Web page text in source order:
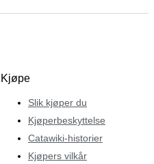
Kjøpe
Slik kjøper du
Kjøperbeskyttelse
Catawiki-historier
Kjøpers vilkår